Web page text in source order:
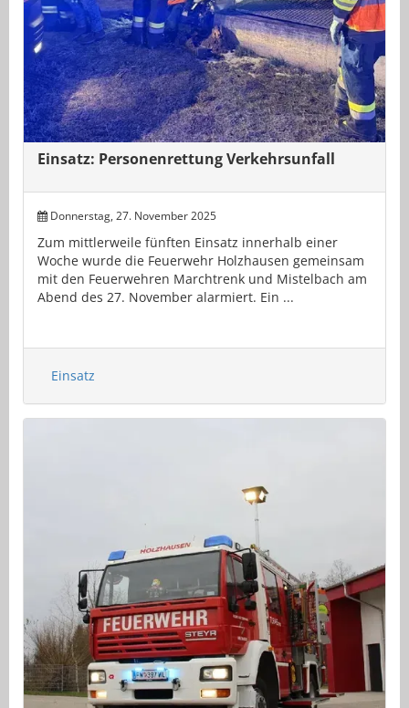
Einsatz: Personenrettung Verkehrsunfall
Donnerstag, 27. November 2025
Zum mittlerweile fünften Einsatz innerhalb einer
Woche wurde die Feuerwehr Holzhausen gemeinsam
mit den Feuerwehren Marchtrenk und Mistelbach am
Abend des 27. November alarmiert. Ein ...
Einsatz